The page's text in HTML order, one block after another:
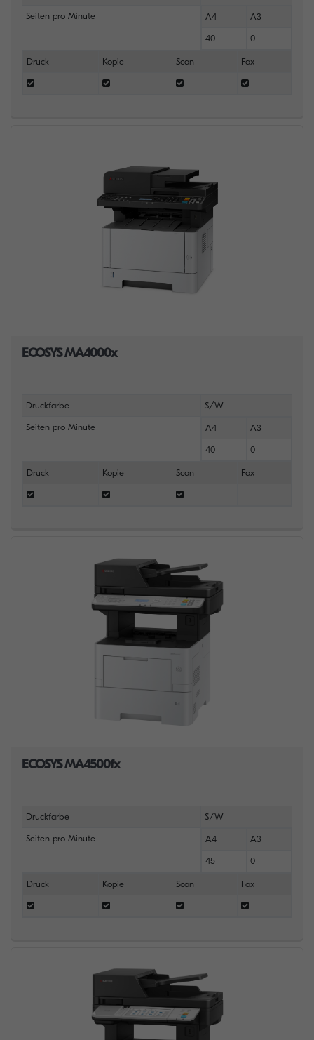
Seiten pro Minute A4 A3
40 0
Druck Kopie Scan Fax
ECOSYS MA4000x
Druckfarbe S/W
Seiten pro Minute A4 A3
40 0
Druck Kopie Scan Fax
ECOSYS MA4500fx
Druckfarbe S/W
Seiten pro Minute A4 A3
45 0
Druck Kopie Scan Fax